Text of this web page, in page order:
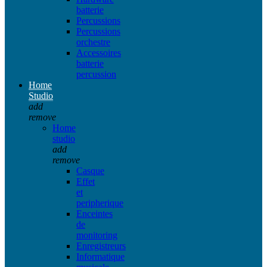
batterie
Percussions
Percussions
orchestre
Accessoires
batterie
percussion
Home
Studio
add
remove
Home
studio
add
remove
Casque
Effet
et
peripherique
Enceintes
de
monitoring
Enregistreurs
Informatique